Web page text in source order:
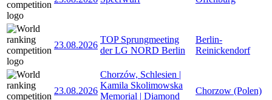
23.08.2026
TOP Sprungmeeting
der LG NORD Berlin
Berlin-
Reinickendorf
23.08.2026
Chorzów, Schlesien |
Kamila Skolimowska
Memorial | Diamond
Chorzow (Polen)